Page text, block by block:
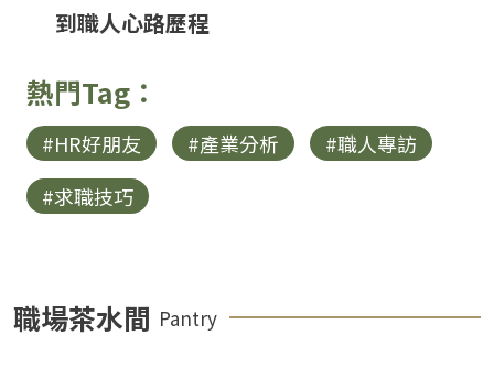
到職人心路歷程
熱門Tag：
#HR好朋友 #產業分析
#職人專訪
#求職技巧
職場茶水間 Pantry